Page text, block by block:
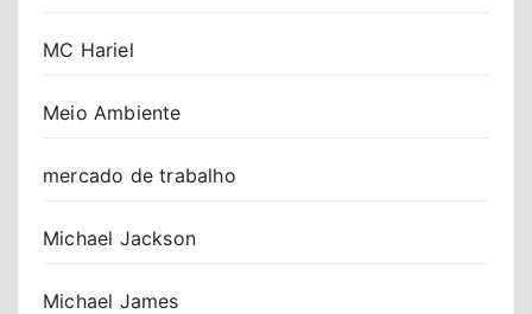
MC Hariel
Meio Ambiente
mercado de trabalho
Michael Jackson
Michael James